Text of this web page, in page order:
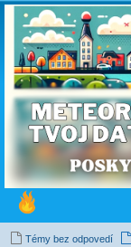
Témy bez odpovedí